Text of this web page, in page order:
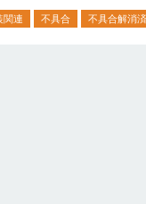
関連 不具合 不具合解消